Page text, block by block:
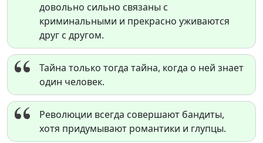
довольно сильно связаны с
криминальными и прекрасно уживаются
друг с другом.
Тайна только тогда тайна, когда о ней знает
один человек.
Революции всегда совершают бандиты,
хотя придумывают романтики и глупцы.